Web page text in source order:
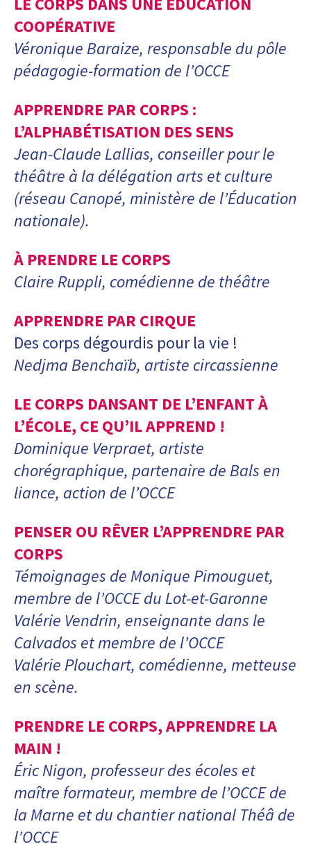
COOPÉRATIVE
Véronique Baraize, responsable du pôle
pédagogie-formation de l’OCCE
APPRENDRE PAR CORPS :
L’ALPHABÉTISATION DES SENS
Jean-Claude Lallias, conseiller pour le
théâtre à la délégation arts et culture
(réseau Canopé, ministère de l’Éducation
nationale).
À PRENDRE LE CORPS
Claire Ruppli, comédienne de théâtre
APPRENDRE PAR CIRQUE
Des corps dégourdis pour la vie !
Nedjma Benchaïb, artiste circassienne
LE CORPS DANSANT DE L’ENFANT À
L’ÉCOLE, CE QU’IL APPREND !
Dominique Verpraet, artiste
chorégraphique, partenaire de Bals en
liance, action de l’OCCE
PENSER OU RÊVER L’APPRENDRE PAR
CORPS
Témoignages de Monique Pimouguet,
membre de l’OCCE du Lot-et-Garonne
Valérie Vendrin, enseignante dans le
Calvados et membre de l’OCCE
Valérie Plouchart, comédienne, metteuse
en scène.
PRENDRE LE CORPS, APPRENDRE LA
MAIN !
Éric Nigon, professeur des écoles et
maître formateur, membre de l’OCCE de
la Marne et du chantier national Théâ de
l’OCCE